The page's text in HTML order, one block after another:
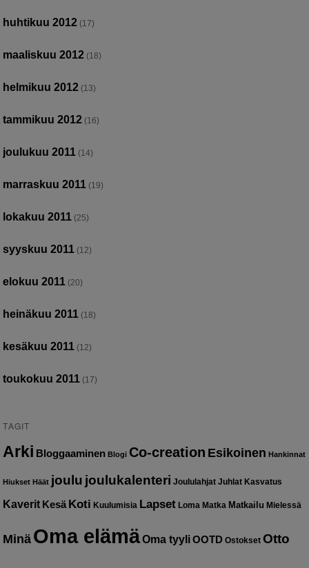
huhtikuu 2012 (17)
maaliskuu 2012 (18)
helmikuu 2012 (13)
tammikuu 2012 (16)
joulukuu 2011 (14)
marraskuu 2011 (19)
lokakuu 2011 (25)
syyskuu 2011 (12)
elokuu 2011 (20)
heinäkuu 2011 (18)
kesäkuu 2011 (12)
toukokuu 2011 (17)
TAGIT
Arki Bloggaaminen Blogi Co-creation Esikoinen Hankinnat
Hiukset Häät joulu joulukalenteri Joululahjat Juhlat Kasvatus
Kaverit Kesä Koti Kuulumisia Lapset Loma Matka Matkailu Mielessä
Minä Oma elämä Oma tyyli OOTD Ostokset Otto